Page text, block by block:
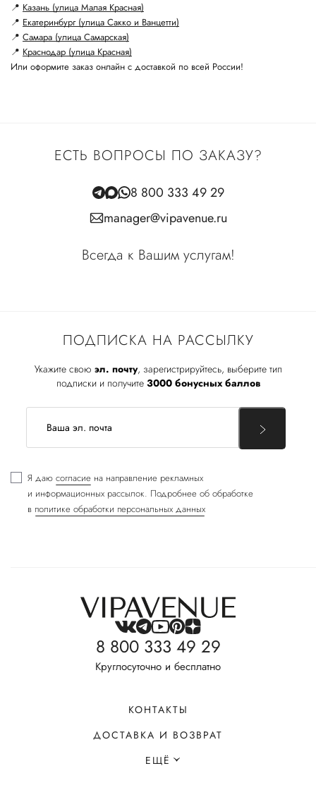
📍 Казань (улица Малая Красная)
📍 Екатеринбург (улица Сакко и Ванцетти)
📍 Самара (улица Самарская)
📍 Краснодар (улица Красная)
Или оформите заказ онлайн с доставкой по всей России!
ПОДПИСКА НА РАССЫЛКУ
Укажите свою эл. почту, зарегистрируйтесь, выберите тип
подписки и получите 3000 бонусных баллов
Я даю согласие на направление рекламных
и информационных рассылок. Подробнее об обработке
в политике обработки персональных данных
ЕСТЬ ВОПРОСЫ ПО ЗАКАЗУ?
8 800 333 49 29
manager@vipavenue.ru
Всегда к Вашим услугам!
8 800 333 49 29
Круглосуточно и бесплатно
КОНТАКТЫ
ДОСТАВКА И ВОЗВРАТ
ЕЩЁ